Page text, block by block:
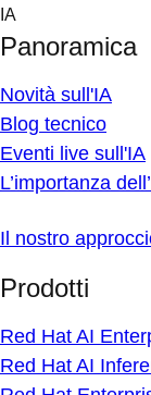
Skip
content
IA
Panoramica
Novità sull'IA
Blog tecnico
Eventi live sull'IA
L’importanza
Il nostro
Prodotti
Red Hat AI
Red Hat AI